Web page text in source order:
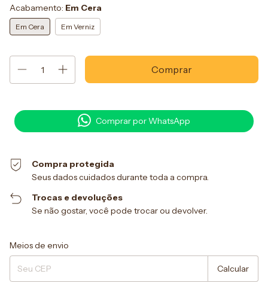
Acabamento: Em Cera
Em Cera Em Verniz
Comprar por WhatsApp
Compra protegida
Seus dados cuidados durante toda a compra.
Trocas e devoluções
Se não gostar, você pode trocar ou devolver.
Entregas para o CEP:
Meios de envio
Calcular